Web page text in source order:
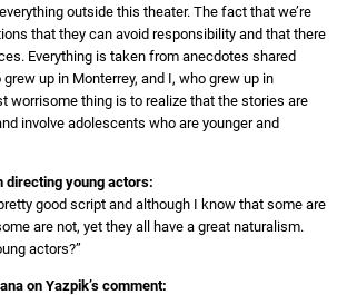
outside this theater. The fact that we’re
that they can avoid responsibility and that there
Everything is taken from anecdotes shared
up in Monterrey, and I, who grew up in
worrisome thing is to realize that the stories are
involve adolescents who are younger and
directing young actors:
good script and although I know that some are
are not, yet they all have a great naturalism.
actors?”
on Yazpik’s comment: